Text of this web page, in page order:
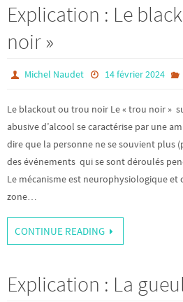
Explication : Le
noir »
Michel Naudet 14 février 2024
Le blackout ou trou noir Le « trou noir »
abusive d’alcool se caractérise par une
dire que la personne ne se souvient
des événements qui se sont déroulés
Le mécanisme est neurophysiologique et
zone…
CONTINUE READING
Explication : La